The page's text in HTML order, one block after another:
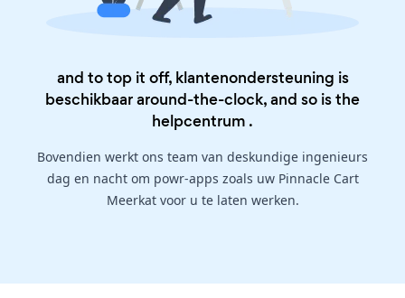
and to top it off, klantenondersteuning is
beschikbaar around-the-clock, and so is the
helpcentrum .
Bovendien werkt ons team van deskundige ingenieurs
dag en nacht om powr-apps zoals uw Pinnacle Cart
Meerkat voor u te laten werken.